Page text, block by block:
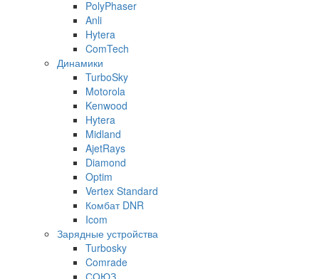
PolyPhaser
Anli
Hytera
ComTech
Динамики
TurboSky
Motorola
Kenwood
Hytera
Midland
AjetRays
Diamond
Optim
Vertex Standard
Комбат DNR
Icom
Зарядные устройства
Turbosky
Comrade
СОЮЗ